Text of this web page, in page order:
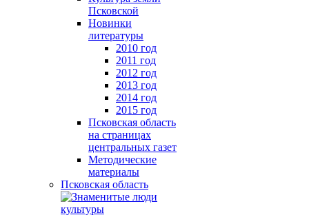
Псковской
Новинки
литературы
2010 год
2011 год
2012 год
2013 год
2014 год
2015 год
Псковская область
на страницах
центральных газет
Методические
материалы
Псковская область